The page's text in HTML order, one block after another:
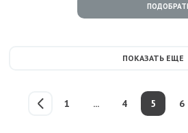
ПОКАЗАТЬ ЕЩЕ
1 ... 4 5 6